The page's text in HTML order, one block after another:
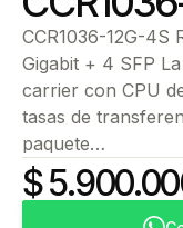
CCR1036-12G-4S
Gigabit + 4 SFP
carrier con CPU
tasas de
paquete…
$